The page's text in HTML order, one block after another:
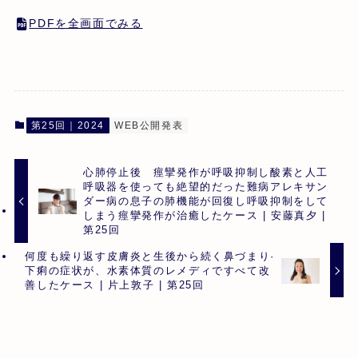
PDFを全画面でみる
第25回｜2024 WEB公開発表
心肺停止後 痙攣発作が呼吸抑制し酸素と人工
呼吸器を使っても絶望的だった難病アレキサン
ダー病の息子の肺機能が回復し呼吸抑制をして
しまう痙攣発作が治癒したケース | 安藤真夕 |
第25回
何度も繰り返す皮膚炎と生後から続く鼻づまり·
下痢の症状が、水素体質のレメディですべて改
善したケース | 片上敦子 | 第25回